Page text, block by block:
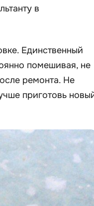
в
Единственный
помешивая, не
ремонта. Не
приготовь